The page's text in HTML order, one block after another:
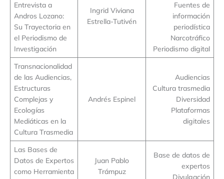
Entrevista a
Andros Lozano:
Su Trayectoria en
el Periodismo de
Investigación
Ingrid Viviana
Estrella-Tutivén
Fuentes de
información
periodística
Narcotráfico
Periodismo digital
Transnacionalidad
de las Audiencias,
Estructuras
Complejas y
Ecologías
Mediáticas en la
Cultura Trasmedia
Andrés Espinel
Audiencias
Cultura trasmedia
Diversidad
Plataformas
digitales
Las Bases de
Datos de Expertos
como Herramienta
Juan Pablo
Trámpuz
Base de datos de
expertos
Divulgación